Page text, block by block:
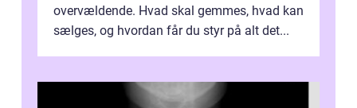
overvældende. Hvad skal gemmes, hvad kan
sælges, og hvordan får du styr på alt det...